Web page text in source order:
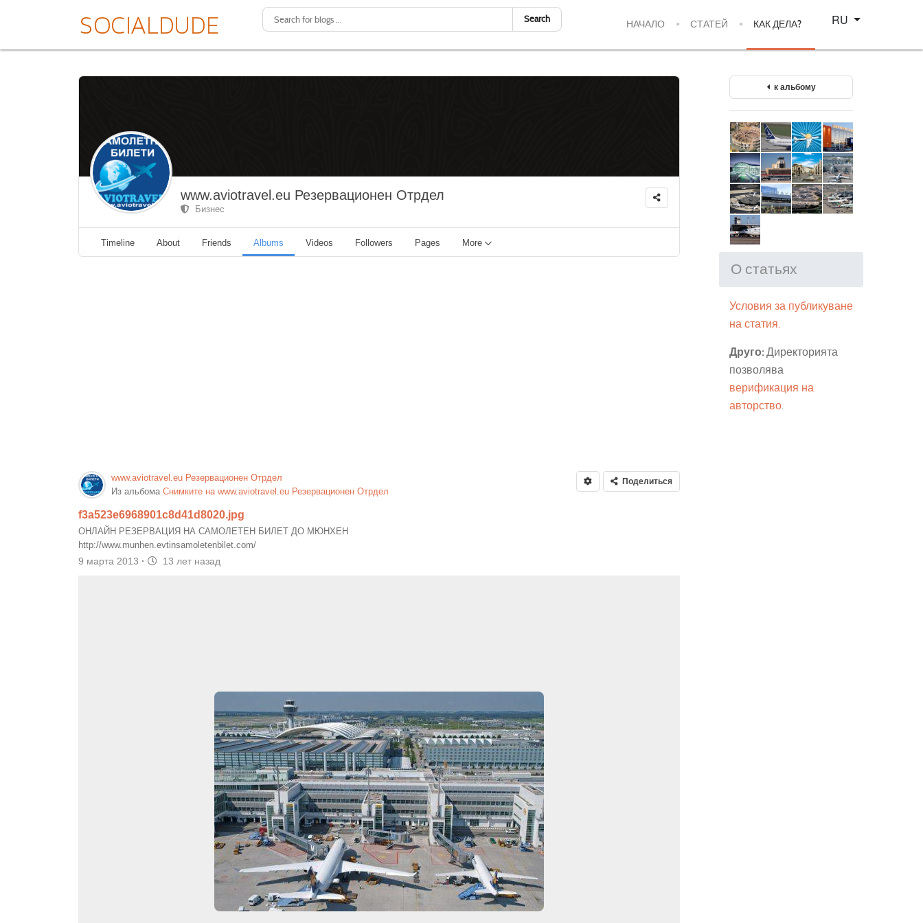
Search НАЧАЛО СТАТЕЙ КАК ДЕЛА?
Select your language
RU
www.aviotravel.eu Резервационен Отрдел
Бизнес
Timeline About Friends Albums Videos Followers Pages More
www.aviotravel.eu Резервационен Отрдел
Из альбома Снимките на www.aviotravel.eu Резервационен Отрдел
Поделиться
f3a523e6968901c8d41d8020.jpg
ОНЛАЙН РЕЗЕРВАЦИЯ НА САМОЛЕТЕН БИЛЕТ ДО МЮНХЕН
http://www.munhen.evtinsamoletenbilet.com/
9 марта 2013 · 13 лет назад
к альбому
О статьях
Условия за публикуване
на статия.
Друго: Директорията
позволява
верификация на
авторство.